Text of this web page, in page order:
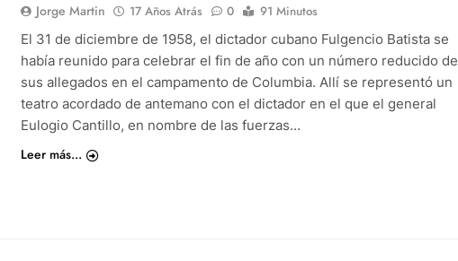
Jorge Martin 17 Años Atrás 0
91 Minutos
El 31 de diciembre de 1958, el dictador cubano Fulgencio Batista se
había reunido para celebrar el fin de año con un número reducido de
sus allegados en el campamento de Columbia. Allí se representó un
teatro acordado de antemano con el dictador en el que el general
Eulogio Cantillo, en nombre de las fuerzas…
Leer más...